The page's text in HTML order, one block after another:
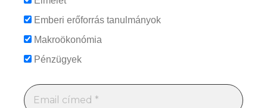
Emberi erőforrás tanulmányok
Makroökonómia
Pénzügyek